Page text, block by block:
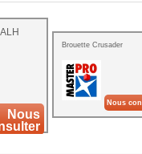
Nous
Brouette Crusader
Nous